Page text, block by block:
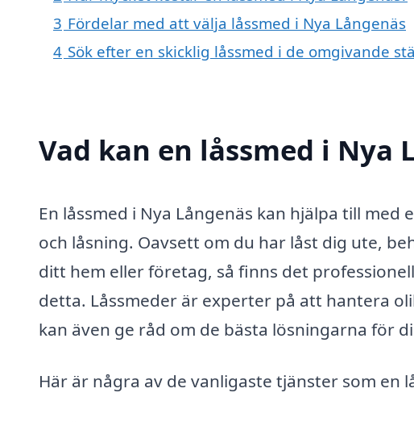
3 Fördelar med att välja låssmed i Nya Långenäs
4 Sök efter en skicklig låssmed i de omgivande
Vad kan en låssmed i Nya
En låssmed i Nya Långenäs kan hjälpa till
och låsning. Oavsett om du har låst dig ute,
ditt hem eller företag, så finns det
detta. Låssmeder är experter på att hantera
kan även ge råd om de bästa lösningarna för
Här är några av de vanligaste tjänster som en